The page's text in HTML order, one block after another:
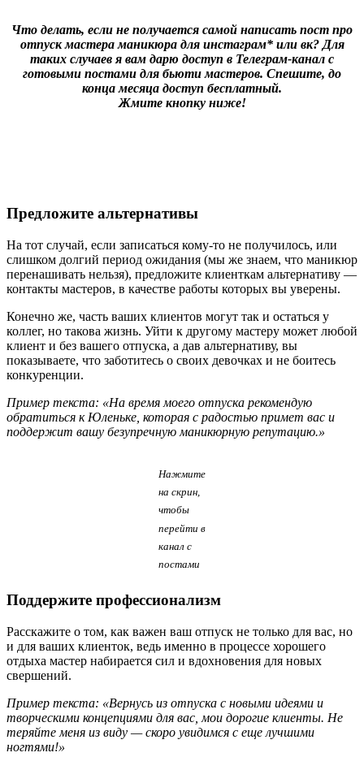
Что делать, если не получается самой написать пост про
отпуск мастера маникюра для инстаграм* или вк? Для
таких случаев я вам дарю доступ в Телеграм-канал с
готовыми постами для бьюти мастеров. Спешите, до
конца месяца доступ бесплатный.
Жмите кнопку ниже!
Предложите альтернативы
На тот случай, если записаться кому-то не получилось, или
слишком долгий период ожидания (мы же знаем, что маникюр
перенашивать нельзя), предложите клиенткам альтернативу —
контакты мастеров, в качестве работы которых вы уверены.
Конечно же, часть ваших клиентов могут так и остаться у
коллег, но такова жизнь. Уйти к другому мастеру может любой
клиент и без вашего отпуска, а дав альтернативу, вы
показываете, что заботитесь о своих девочках и не боитесь
конкуренции.
Пример текста: «На время моего отпуска рекомендую
обратиться к Юленьке, которая с радостью примет вас и
поддержит вашу безупречную маникюрную репутацию.»
Нажмите
на скрин,
чтобы
перейти в
канал с
постами
Поддержите профессионализм
Расскажите о том, как важен ваш отпуск не только для вас, но
и для ваших клиенток, ведь именно в процессе хорошего
отдыха мастер набирается сил и вдохновения для новых
свершений.
Пример текста: «Вернусь из отпуска с новыми идеями и
творческими концепциями для вас, мои дорогие клиенты. Не
теряйте меня из виду — скоро увидимся с еще лучшими
ногтями!»